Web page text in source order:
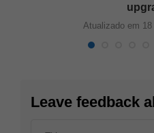
Atualizado em
Leave feedback